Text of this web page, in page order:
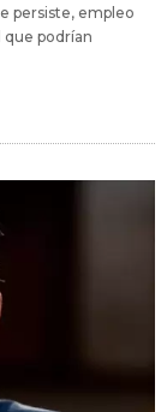
persiste, empleo
que podrían